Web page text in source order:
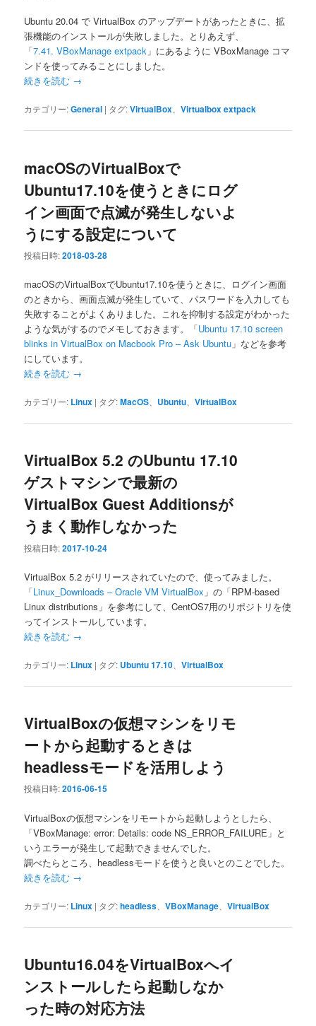
Ubuntu 20.04 で VirtualBox のアップデートがあったときに、拡
張機能のインストールが失敗しました。とりあえず、
「7.41. VBoxManage extpack 」にあるように VBoxManage コマ
ンドを使ってみることにしました。
続きを読む →
カテゴリー:General | タグ:VirtualBox 、Virtualbox extpack
macOSのVirtualBoxで
Ubuntu17.10を使うときにログ
イン画面で点滅が発生しないよ
うにする設定について
投稿日時:2018-03-28
macOSのVirtualBoxでUbuntu17.10を使うときに、ログイン画面
のときから、画面点滅が発生していて、パスワードを入力しても
失敗することがよくありました。これを抑制する設定がわかった
ような気がするのでメモしておきます。「Ubuntu 17.10 screen
blinks in VirtualBox on Macbook Pro – Ask Ubuntu 」などを参考
にしています。
続きを読む →
カテゴリー: Linux | タグ:MacOS Ubuntu 、VirtualBox
VirtualBox 5.2 のUbuntu 17.10
ゲストマシンで最新の
VirtualBox Guest Additionsが
うまく動作しなかった
投稿日時:2017-10-24
VirtualBox 5.2 がリリースされていたので、使ってみました。
「Linux_Downloads – Oracle VM VirtualBox 」の「RPM-based
Linux distributions」を参考にして、CentOS7用のリポジトリを使
ってインストールしています。
続きを読む →
カテゴリー: Linux | タグ: Ubuntu 17.10 、VirtualBox
VirtualBoxの仮想マシンをリモ
ートから起動するときは
headlessモードを活用しよう
投稿日時:2016-06-15
VirtualBoxの仮想マシンをリモートから起動しようとしたら、
「VBoxManage: error: Details: code NS_ERROR_FAILURE」と
いうエラーが発生して起動できませんでした。
調べたらところ、headlessモードを使うと良いとのことでした。
続きを読む →
カテゴリー: Linux | タグ:headless 、VBoxManage 、VirtualBox
Ubuntu16.04をVirtualBoxへイ
ンストールしたら起動しなか
った時の対応方法